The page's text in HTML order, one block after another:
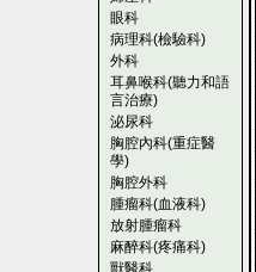
眼科
病理科(檢驗科)
外科
耳鼻喉科(聽力和語
言治療)
泌尿科
胸腔內科(重症醫
學)
胸腔外科
腫瘤科(血液科)
放射腫瘤科
麻醉科(疼痛科)
獸醫科